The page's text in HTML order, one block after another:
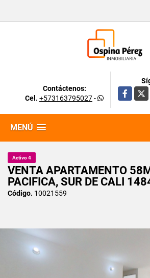
Contáctenos:
Cel. +573163795027-
Facebook
X
MENÚ
Activo 4
VENTA APARTAMENTO
PACIFICA, SUR DE CALI
Código. 10021559